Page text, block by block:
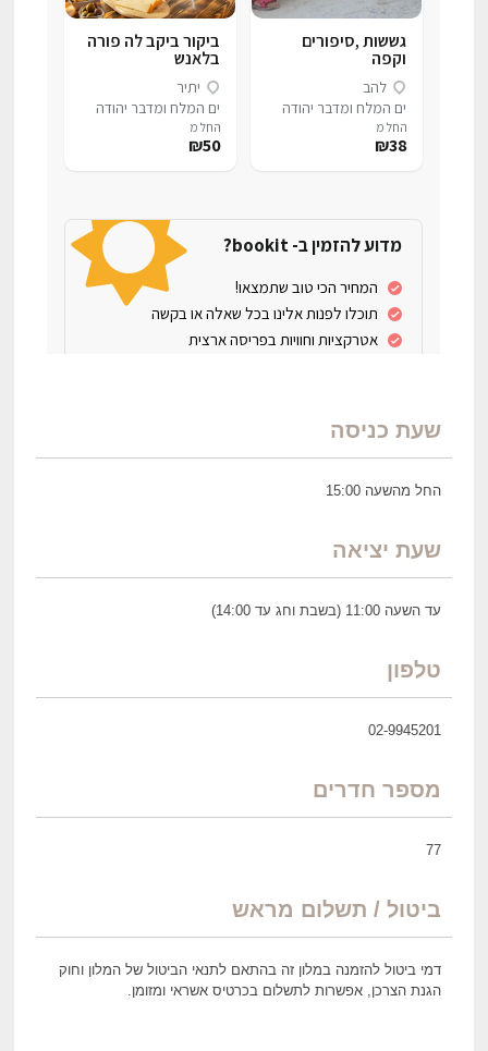
שעת כניסה
החל מהשעה 15:00
שעת יציאה
עד השעה 11:00 (בשבת וחג עד 14:00)
טלפון
02-9945201
מספר חדרים
77
ביטול / תשלום מראש
דמי ביטול להזמנה במלון זה בהתאם לתנאי הביטול של המלון וחוק
הגנת הצרכן, אפשרות לתשלום בכרטיס אשראי ומזומן.